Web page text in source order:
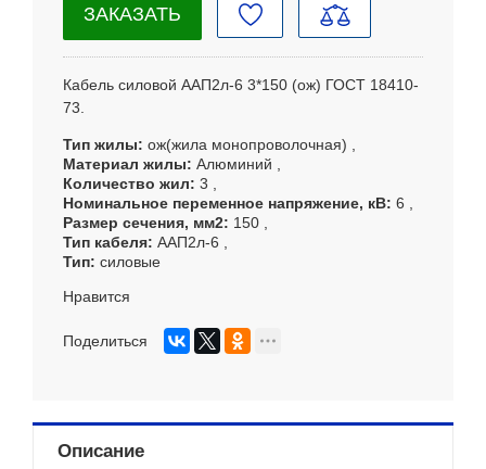
ЗАКАЗАТЬ
Кабель силовой ААП2л-6 3*150 (ож) ГОСТ 18410-
73.
Тип жилы
ож(жила монопроволочная)
Материал жилы
Алюминий
Количество жил
3
Номинальное переменное напряжение, кВ 6
Размер сечения, мм2
150
Тип кабеля ААП2л-6
Тип силовые
Нравится
Поделиться
Описание